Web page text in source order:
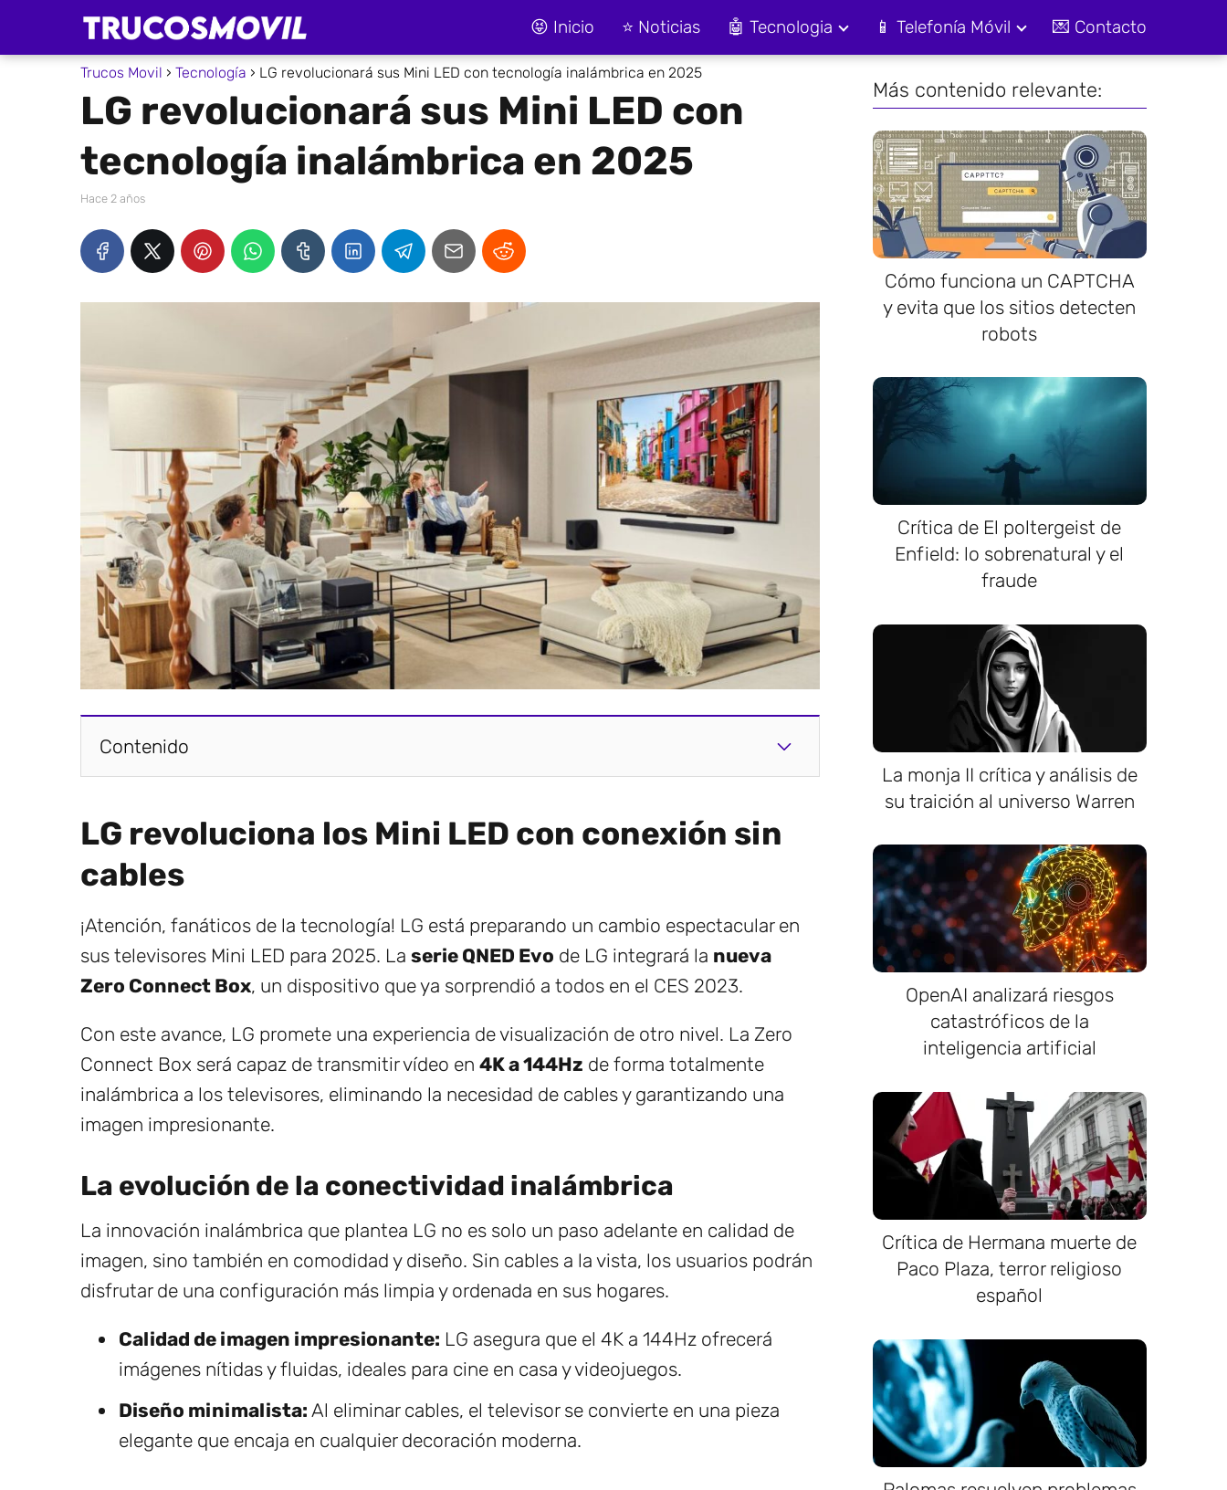
😝 Inicio ⭐ Noticias 🤖 Tecnologia 📱 Telefonía Móvil 💌 Contacto
Trucos Movil Tecnología LG revolucionará sus Mini LED con tecnología inalámbrica en 2025
LG revolucionará sus Mini LED con
tecnología inalámbrica en 2025
hace 2 años
Contenido
LG revoluciona los Mini LED con conexión sin
cables
¡Atención, fanáticos de la tecnología! LG está preparando un cambio espectacular en
sus televisores Mini LED para 2025. La serie QNED Evo de LG integrará la nueva
Zero Connect Box, un dispositivo que ya sorprendió a todos en el CES 2023.
Con este avance, LG promete una experiencia de visualización de otro nivel. La Zero
Connect Box será capaz de transmitir vídeo en 4K a 144Hz de forma totalmente
inalámbrica a los televisores, eliminando la necesidad de cables y garantizando una
imagen impresionante.
La evolución de la conectividad inalámbrica
La innovación inalámbrica que plantea LG no es solo un paso adelante en calidad de
imagen, sino también en comodidad y diseño. Sin cables a la vista, los usuarios podrán
disfrutar de una configuración más limpia y ordenada en sus hogares.
Calidad de imagen impresionante: LG asegura que el 4K a 144Hz ofrecerá
imágenes nítidas y fluidas, ideales para cine en casa y videojuegos.
Diseño minimalista: Al eliminar cables, el televisor se convierte en una pieza
elegante que encaja en cualquier decoración moderna.
Más contenido relevante:
Cómo funciona un CAPTCHA
y evita que los sitios detecten
robots
Crítica de El poltergeist de
Enfield: lo sobrenatural y el
fraude
La monja II crítica y análisis de
su traición al universo Warren
OpenAI analizará riesgos
catastróficos de la
inteligencia artificial
Crítica de Hermana muerte de
Paco Plaza, terror religioso
español